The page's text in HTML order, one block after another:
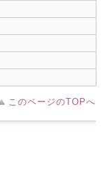
このページのTOPへ